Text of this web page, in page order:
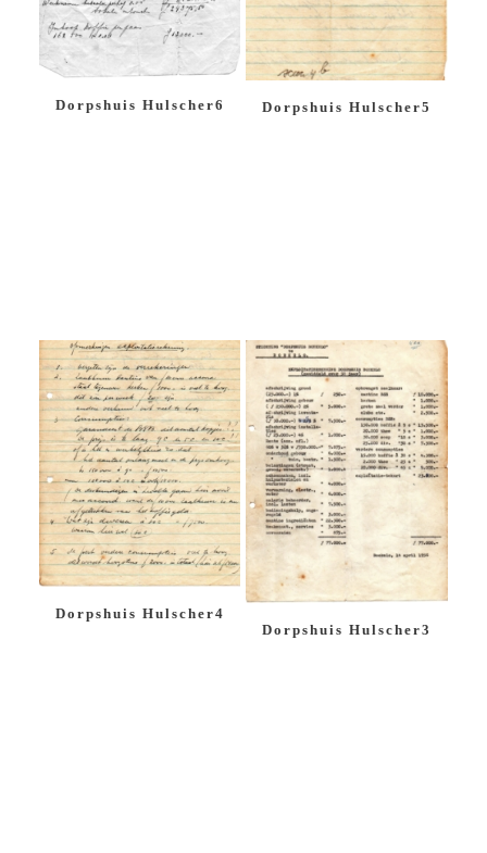
Dorpshuis Hulscher6 Dorpshuis Hulscher5
Dorpshuis Hulscher4
Dorpshuis Hulscher3